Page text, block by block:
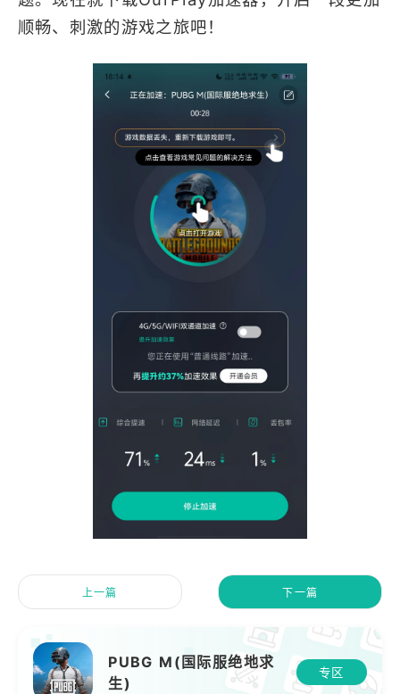
顺畅、刺激的游戏之旅吧！
上一篇 下一篇
PUBG M(国际服绝地求
生)
专区